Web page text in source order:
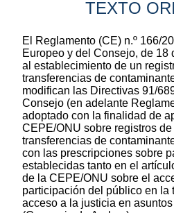
TEXTO
El Reglamento (CE) n.º 166/
Europeo y del Consejo, de 18
al establecimiento de un
transferencias de
modifican las Directivas 91/
Consejo (en adelante
adoptado con la finalidad de
CEPE/ONU sobre registros
transferencias de
con las prescripciones sobre
establecidas tanto en el
de la CEPE/ONU sobre el
participación del público en la
acceso a la justicia en